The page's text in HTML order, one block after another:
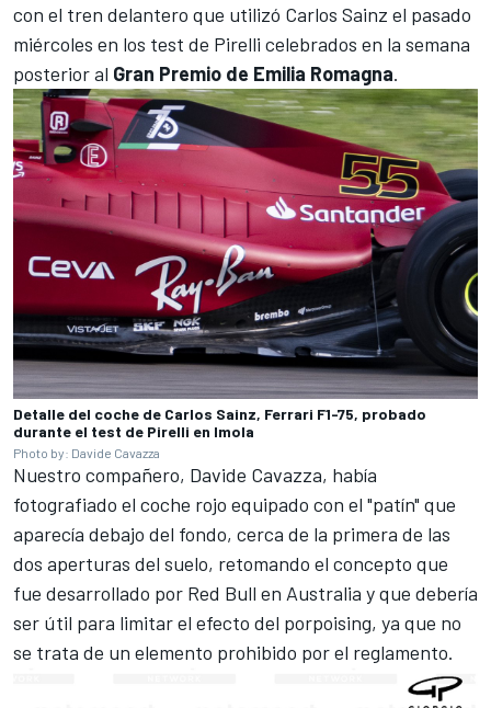
con el tren delantero que utilizó Carlos Sainz el pasado
miércoles en los test de Pirelli celebrados en la semana
posterior al Gran Premio de Emilia Romagna.
Detalle del coche de Carlos Sainz, Ferrari F1-75, probado
durante el test de Pirelli en Imola
Photo by: Davide Cavazza
Nuestro compañero, Davide Cavazza, había
fotografiado el coche rojo equipado con el "patín" que
aparecía debajo del fondo, cerca de la primera de las
dos aperturas del suelo, retomando el concepto que
fue desarrollado por Red Bull en Australia y que debería
ser útil para limitar el efecto del porpoising, ya que no
se trata de un elemento prohibido por el reglamento.